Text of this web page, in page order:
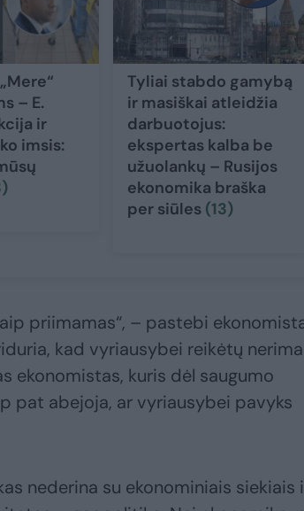
– E.
ir
imsis:
Tyliai stabdo gamybą
ir masiškai atleidžia
darbuotojus:
ekspertas kalba be
užuolankų – Rusijos
ekonomika braška
per siūles (13)
priimamas“, – pastebi
kad vyriausybei reikėtų
ekonomistas, kuris dėl saugumo
pat abejoja, ar vyriausybei pavyks
nederina su ekonominiais siekiais